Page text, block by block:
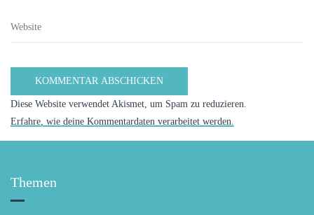
Diese Website verwendet Akismet, um Spam zu reduzieren.
Erfahre, wie deine Kommentardaten verarbeitet werden.
Themen